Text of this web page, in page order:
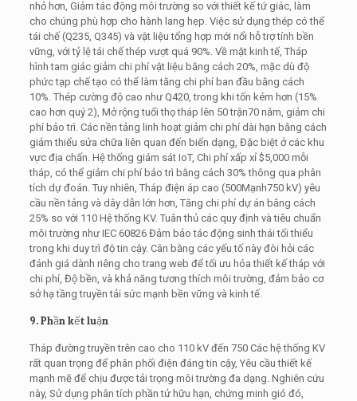
nhỏ hơn, Giảm tác động môi trường so với thiết kế tứ giác, làm
cho chúng phù hợp cho hành lang hẹp. Việc sử dụng thép có thể
tái chế (Q235, Q345) và vật liệu tổng hợp mới nổi hỗ trợ tính bền
vững, với tỷ lệ tái chế thép vượt quá 90%. Về mặt kinh tế, Tháp
hình tam giác giảm chi phí vật liệu bằng cách 20%, mặc dù độ
phức tạp chế tạo có thể làm tăng chi phí ban đầu bằng cách
10%. Thép cường độ cao như Q420, trong khi tốn kém hơn (15%
cao hơn quý 2), Mở rộng tuổi thọ tháp lên 50 trận70 năm, giảm chi
phí bảo trì. Các nền tảng linh hoạt giảm chi phí dài hạn bằng cách
giảm thiểu sửa chữa liên quan đến biến dạng, Đặc biệt ở các khu
vực địa chấn. Hệ thống giám sát IoT, Chi phí xấp xỉ $5,000 mỗi
tháp, có thể giảm chi phí bảo trì bằng cách 30% thông qua phân
tích dự đoán. Tuy nhiên, Tháp điện áp cao (500Mạnh750 kV) yêu
cầu nền tảng và dây dẫn lớn hơn, Tăng chi phí dự án bằng cách
25% so với 110 Hệ thống KV. Tuân thủ các quy định và tiêu chuẩn
môi trường như IEC 60826 Đảm bảo tác động sinh thái tối thiểu
trong khi duy trì độ tin cậy. Cân bằng các yếu tố này đòi hỏi các
đánh giá dành riêng cho trang web để tối ưu hóa thiết kế tháp với
chi phí, Độ bền, và khả năng tương thích môi trường, đảm bảo cơ
sở hạ tầng truyền tải sức mạnh bền vững và kinh tế.
9. Phần kết luận
Tháp đường truyền trên cao cho 110 kV đến 750 Các hệ thống KV
rất quan trọng để phân phối điện đáng tin cậy, Yêu cầu thiết kế
mạnh mẽ để chịu được tải trọng môi trường đa dạng. Nghiên cứu
này, Sử dụng phân tích phần tử hữu hạn, chứng minh gió đó,